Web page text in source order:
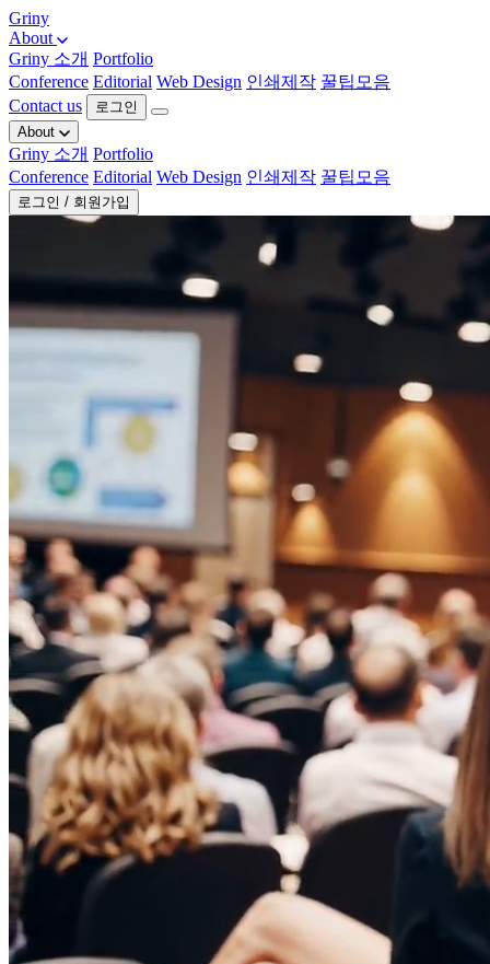
Griny
About
Griny 소개 Portfolio
Conference Editorial Web Design 인쇄제작 꿀팁모음
Contact us
로그인
About
Griny 소개 Portfolio
Conference Editorial Web Design 인쇄제작 꿀팁모음
로그인 / 회원가입